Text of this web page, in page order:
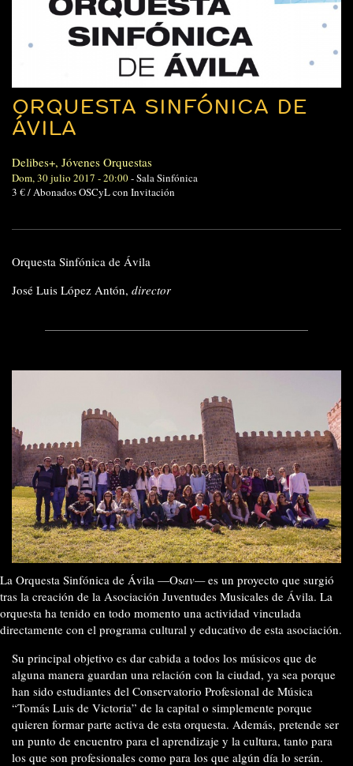
ORQUESTA SINFÓNICA DE
ÁVILA
Delibes+, Jóvenes Orquestas
Dom, 30 julio 2017 - 20:00-Sala Sinfónica
3 € / Abonados OSCyL con Invitación
Orquesta Sinfónica de Ávila
José Luis López Antón, director
La Orquesta Sinfónica de Ávila —Osav—es un proyecto que surgió
tras la creación de la Asociación Juventudes Musicales de Ávila. La
orquesta ha tenido en todo momento una actividad vinculada
directamente con el programa cultural y educativo de esta asociación.
Su principal objetivo es dar cabida a todos los músicos que de
alguna manera guardan una relación con la ciudad, ya sea porque
han sido estudiantes del Conservatorio Profesional de Música
“Tomás Luis de Victoria” de la capital o simplemente porque
quieren formar parte activa de esta orquesta. Además, pretende ser
un punto de encuentro para el aprendizaje y la cultura, tanto para
los que son profesionales como para los que algún día lo serán.